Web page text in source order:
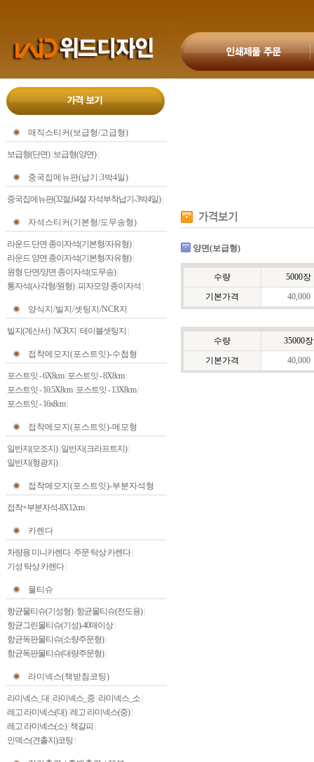
매직스티커(보급형/고급형)
보급형(단면)| 보급형(양면)|
중국집메뉴판(납기:3박4일)
중국집메뉴판(32절,64절 자석부착납기-3박4일)|
자석스티커(기본형/도무송형)
라운드 단면 종이자석(기본형/자유형)|
라운드 양면 종이자석(기본형/자유형)|
원형 단면/양면 종이자석(도무송)|
통자석(사각형/원형)| 피자모양 종이자석
양식지/빌지/셋팅지/NCR지
빌지(계산서)| NCR지 테이블셋팅지
접착메모지(포스트잇)-수첩형
포스트잇 - 6X8cm| 포스트잇 - 8X8cm|
포스트잇 - 10.5X8cm| 포스트잇 - 13X8cm|
포스트잇 - 16x8cm|
접착메모지(포스트잇)-메모형
일반지(모조지)| 일반지(크라프트지)|
일반지(형광지)|
접착메모지(포스트잇)-부분자석형
접착+부분자석-8X12cm|
카렌다
차량용 미니카렌다| 주문 탁상 카렌다|
기성 탁상 카렌다|
물티슈
항균물티슈(기성형)| 항균물티슈(전도용)|
항균그린물티슈(기성)-40매이상|
항균독판물티슈(소량주문형)|
항균독판물티슈(대량주문형)|
라미넥스(책받침코팅)
라미넥스_대 라미넥스_중 라미넥스_소
레고 라미넥스(대)| 레고 라미넥스(중)|
레고 라미넥스(소)| 책갈피
인덱스(견출지)코팅
양면(보급형)
수량
5000장
기본가격
40,000
수량
35000장
기본가격
40,000